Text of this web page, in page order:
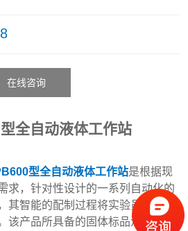
在线咨询
型全自动液体工作站
型全自动液体工作站是根据现
求，针对性设计的一系列自动化的
其智能的配制过程将实验员从繁琐
该产品所具备的固体标品溶解稀